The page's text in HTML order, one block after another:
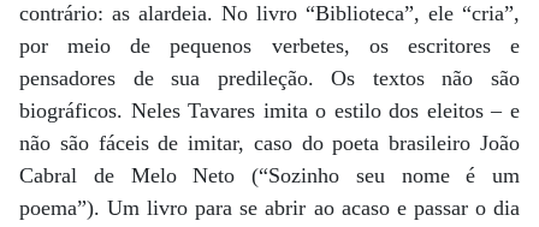
contrário: as alardeia. No livro “Biblioteca”, ele “cria”,
por meio de pequenos verbetes, os escritores e
pensadores de sua predileção. Os textos não são
biográficos. Neles Tavares imita o estilo dos eleitos – e
não são fáceis de imitar, caso do poeta brasileiro João
Cabral de Melo Neto (“Sozinho seu nome é um
poema”). Um livro para se abrir ao acaso e passar o dia